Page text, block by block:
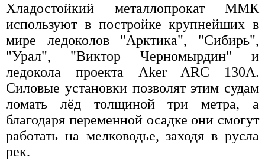
Хладостойкий металлопрокат ММК
используют в постройке крупнейших в
мире ледоколов "Арктика", "Сибирь",
"Урал", "Виктор Черномырдин" и
ледокола проекта Aker ARC 130A.
Силовые установки позволят этим судам
ломать лёд толщиной три метра, а
благодаря переменной осадке они смогут
работать на мелководье, заходя в русла
рек.